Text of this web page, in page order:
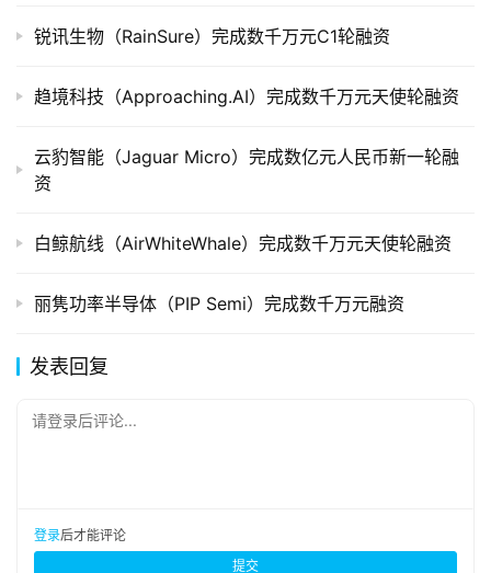
锐讯生物（RainSure）完成数千万元C1轮融资
趋境科技（Approaching.AI）完成数千万元天使轮融资
云豹智能（Jaguar Micro）完成数亿元人民币新一轮融
资
白鲸航线（AirWhiteWhale）完成数千万元天使轮融资
丽隽功率半导体（PIP Semi）完成数千万元融资
发表回复
请登录后评论...
登录后才能评论
提交